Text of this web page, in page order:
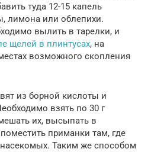
туда 12-15 капель
лимона или облепихи.
вылить в тарелки, и
щелей в плинтусах, на
возможного скопления
из борной кислоты и
взять по 30 г
их, высыпать в
приманки там, где
Таким же способом